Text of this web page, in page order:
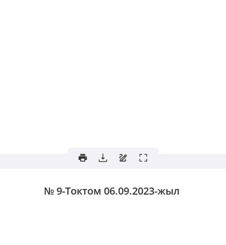
№ 9-Токтом 06.09.2023-жыл